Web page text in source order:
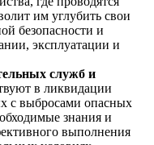
им углубить свои
безопасности и
эксплуатации и
служб и
в ликвидации
с выбросами опасных
знания и
выполнения